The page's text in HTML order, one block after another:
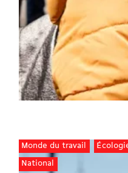
Monde du travail
National